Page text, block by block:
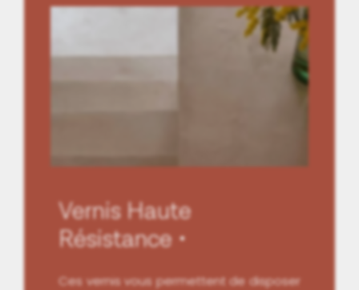
Vernis Haute
Résistance
Ces vernis vous permettent de disposer